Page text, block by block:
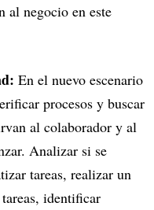
al negocio en este
En el nuevo escenario
procesos y buscar
al colaborador y al
Analizar si se
tareas, realizar un
identificar